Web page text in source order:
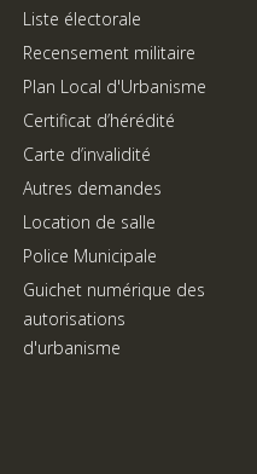
Liste électorale
Recensement militaire
Plan Local d'Urbanisme
Certificat d’hérédité
Carte d’invalidité
Autres demandes
Location de salle
Police Municipale
Guichet numérique des
autorisations
d'urbanisme